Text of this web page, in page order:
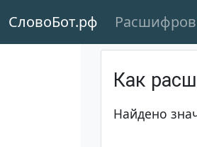
СловоБот.рф
Как
Найдено